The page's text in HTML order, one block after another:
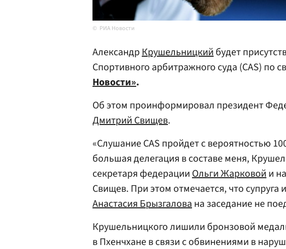
РИА Новости
АлександрКрушельницкийбудет
Спортивного арбитражного суда (CAS) по
Новости».
Об этом проинформировал президент
Дмитрий Свищев.
«Слушание CAS пройдет с вероятностью
большая делегация в составе меня,
секретаря федерацииОльги Жарковойи
Свищев. При этом отмечается, что
Анастасия Брызгалована заседание не
Крушельницкого лишили бронзовой
в Пхенчхане в связи с обвинениями в